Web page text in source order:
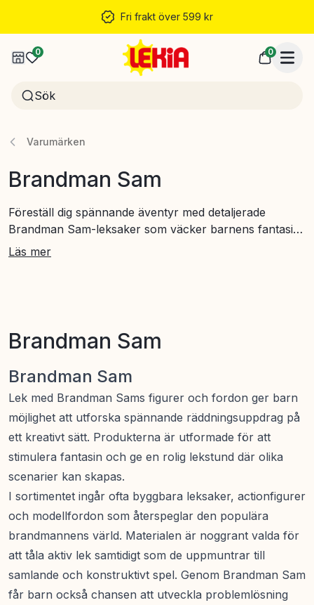
Fri frakt över 599 kr
0 0
Varumärken
Brandman Sam
Föreställ dig spännande äventyr med detaljerade
Brandman Sam-leksaker som väcker barnens fantasi
och mod att hjälpa andra. Här hittar du robusta figurer
Läs mer
Brandman Sam
Brandman Sam
Lek med Brandman Sams figurer och fordon ger barn
möjlighet att utforska spännande räddningsuppdrag på
ett kreativt sätt. Produkterna är utformade för att
stimulera fantasin och ge en rolig lekstund där olika
scenarier kan skapas.
I sortimentet ingår ofta byggbara leksaker, actionfigurer
och modellfordon som återspeglar den populära
brandmannens värld. Materialen är noggrant valda för
att tåla aktiv lek samtidigt som de uppmuntrar till
samlande och konstruktivt spel. Genom Brandman Sam
får barn också chansen att utveckla problemlösning